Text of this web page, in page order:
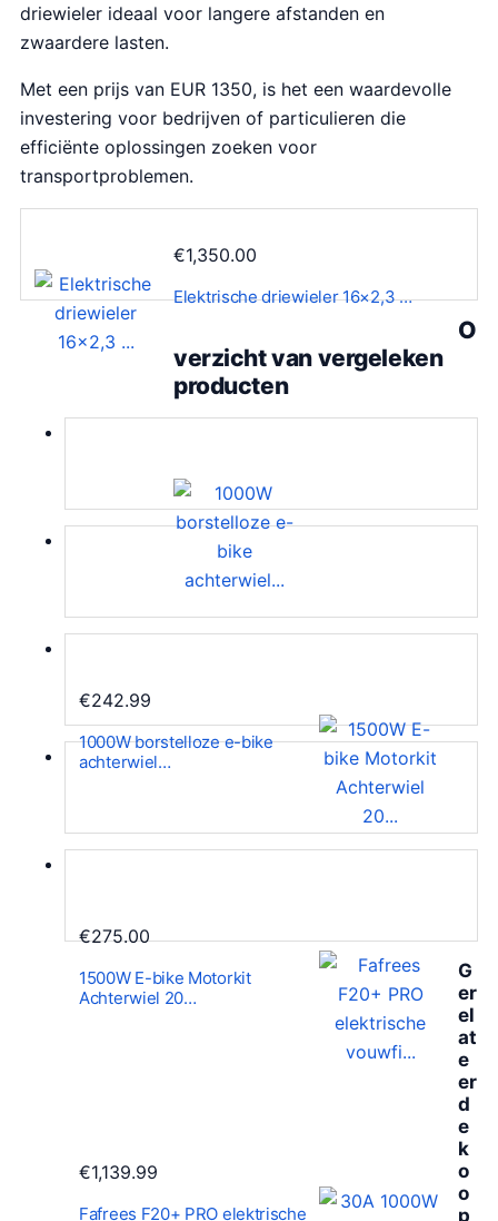
driewieler ideaal voor langere afstanden en
zwaardere lasten.
Met een prijs van EUR 1350, is het een waardevolle
investering voor bedrijven of particulieren die
efficiënte oplossingen zoeken voor
transportproblemen.
€1,350.00
Elektrische driewieler 16×2,3 …
O
verzicht van vergeleken
producten
€242.99
1000W borstelloze e-bike
achterwiel…
€275.00
1500W E-bike Motorkit
Achterwiel 20…
€1,139.99
Fafrees F20+ PRO elektrische
G
er
el
at
e
er
d
e
k
o
o
p